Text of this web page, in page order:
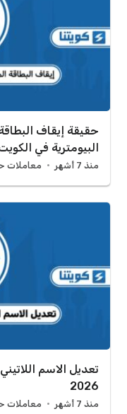
حقيقة إيقاف
البيومترية في الكويت
منذ 7 أشهر معاملات
تعديل الاسم
2026
منذ 7 أشهر معاملات